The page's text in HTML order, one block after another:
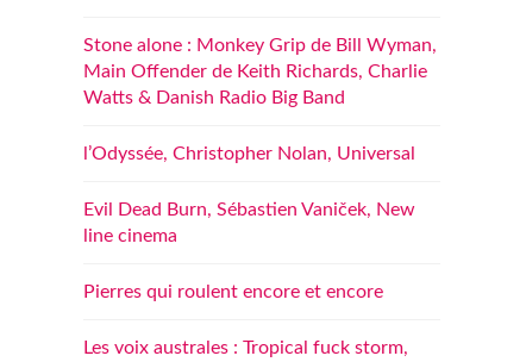
Stone alone : Monkey Grip de Bill Wyman,
Main Offender de Keith Richards, Charlie
Watts & Danish Radio Big Band
l’Odyssée, Christopher Nolan, Universal
Evil Dead Burn, Sébastien Vaniček, New
line cinema
Pierres qui roulent encore et encore
Les voix australes : Tropical fuck storm,